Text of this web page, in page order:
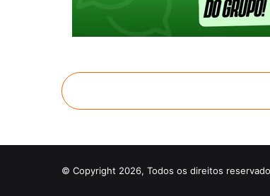
© Copyright 2026, Todos os direitos